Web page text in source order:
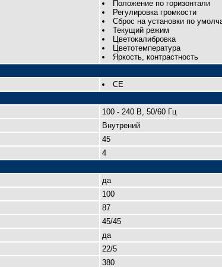
Положение по горизонтали
Регулировка громкости
Сброс на установки по
Текущий режим
Цветокалибровка
Цветотемпература
Яркость, контрастность
CE
100 - 240 B, 50/60 Гц
Внутрений
45
4
да
100
87
45/45
да
22/5
380